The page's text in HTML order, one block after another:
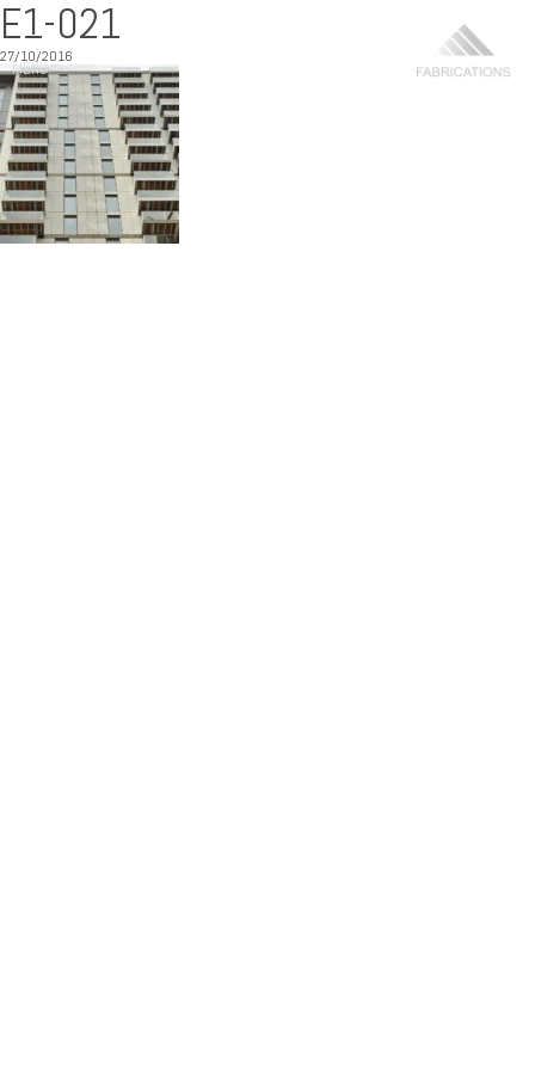
MENU
E1-021
27/10/2016